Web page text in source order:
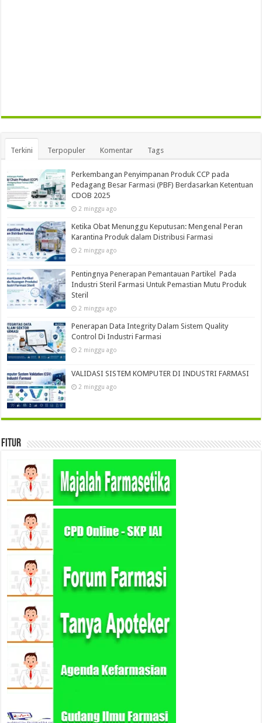
Terkini Terpopuler Komentar Tags
Perkembangan Penyimpanan Produk CCP pada
Pedagang Besar Farmasi (PBF) Berdasarkan Ketentuan
CDOB 2025
2 minggu ago
Ketika Obat Menunggu Keputusan: Mengenal Peran
Karantina Produk dalam Distribusi Farmasi
2 minggu ago
Pentingnya Penerapan Pemantauan Partikel Pada
Industri Steril Farmasi Untuk Pemastian Mutu Produk
Steril
2 minggu ago
Penerapan Data Integrity Dalam Sistem Quality
Control Di Industri Farmasi
2 minggu ago
VALIDASI SISTEM KOMPUTER DI INDUSTRI FARMASI
2 minggu ago
Fitur